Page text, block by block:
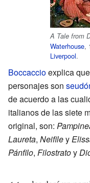
A Tale from
Waterhouse,
Liverpool.
Boccaccioexplica
personajes son
de acuerdo a las
italianos de las siete
original, son:
Laureta, Neifiley
Pánfilo, Filostratoy